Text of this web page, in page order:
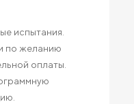
испытания.
по желанию
оплаты.